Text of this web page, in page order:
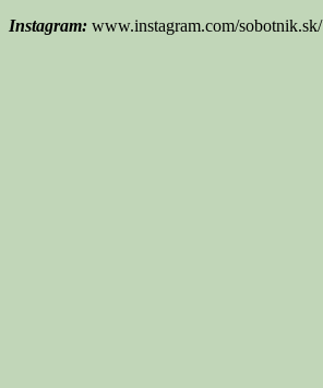
Instagram: www.instagram.com/sobotnik.sk/